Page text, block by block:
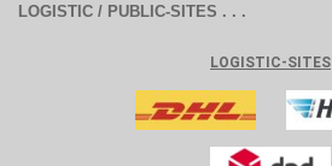
LOGISTIC / PUBLIC-SITES . . .
LOGISTIC-SITES